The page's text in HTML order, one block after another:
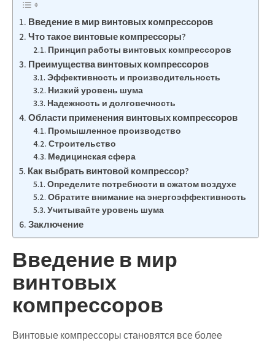
Введение в мир винтовых компрессоров
Что такое винтовые компрессоры?
Принцип работы винтовых компрессоров
Преимущества винтовых компрессоров
Эффективность и производительность
Низкий уровень шума
Надежность и долговечность
Области применения винтовых компрессоров
Промышленное производство
Строительство
Медицинская сфера
Как выбрать винтовой компрессор?
Определите потребности в сжатом воздухе
Обратите внимание на энергоэффективность
Учитывайте уровень шума
Заключение
Введение в мир
винтовых
компрессоров
Винтовые компрессоры становятся все более